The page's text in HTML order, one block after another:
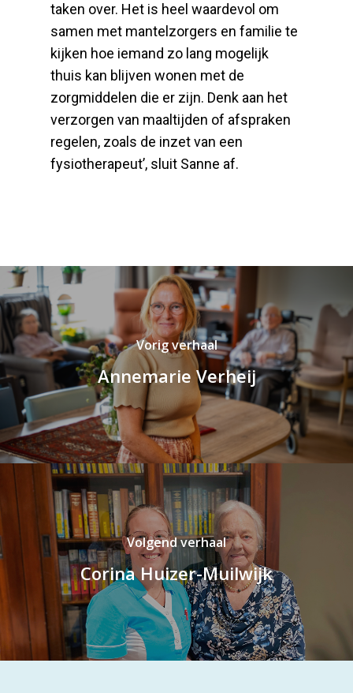
taken over. Het is heel waardevol om
samen met mantelzorgers en familie te
kijken hoe iemand zo lang mogelijk
thuis kan blijven wonen met de
zorgmiddelen die er zijn. Denk aan het
verzorgen van maaltijden of afspraken
regelen, zoals de inzet van een
fysiotherapeut’, sluit Sanne af.
Vorig verhaal
Annemarie Verheij
Volgend verhaal
Corina Huizer-Muilwijk